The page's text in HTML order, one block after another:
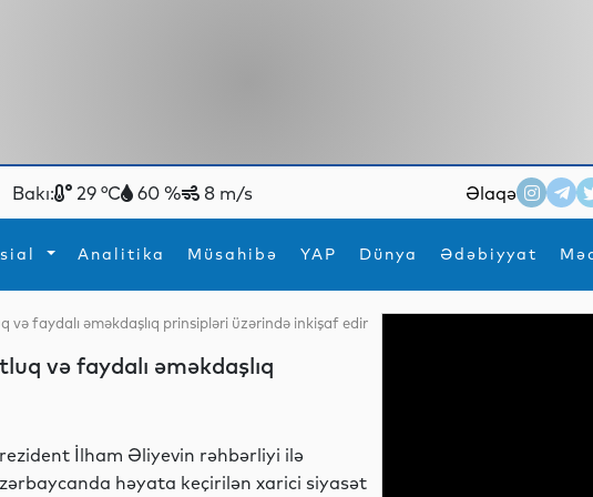
Bakı: 29 °C 60 % 8 m/s Əlaqə
Analitika Müsahibə YAP Dünya Ədəbiyyat
İdmanYeni texnologiyalar
faydalı əməkdaşlıq prinsipləri üzərində inkişaf edir
və faydalı əməkdaşlıq
İlham Əliyevin rəhbərliyi ilə
həyata keçirilən xarici siyasət